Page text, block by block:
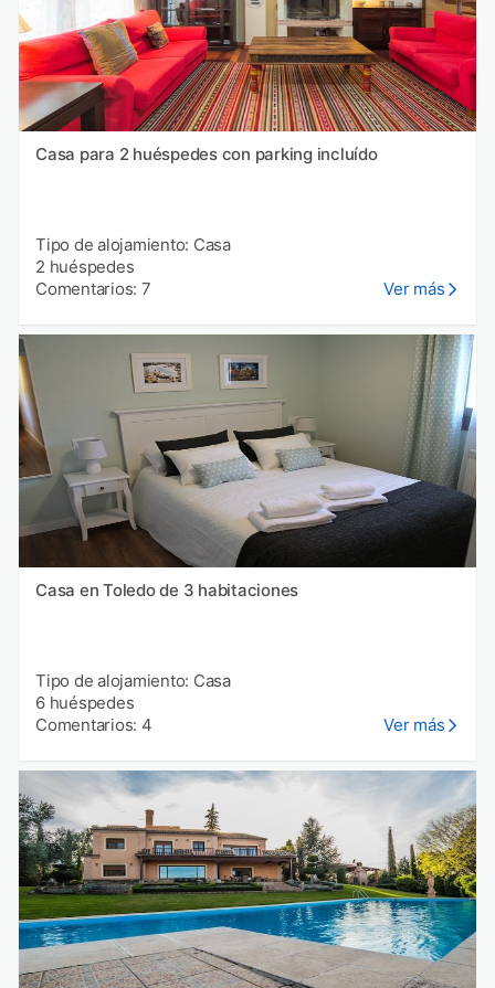
Casa para 2 huéspedes con parking incluído
Tipo de alojamiento: Casa
2 huéspedes
Comentarios: 7
Ver más
Casa en Toledo de 3 habitaciones
Tipo de alojamiento: Casa
6 huéspedes
Comentarios: 4
Ver más